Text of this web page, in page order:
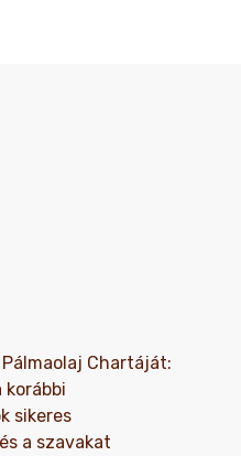
Chartáját:
korábbi
sikeres
a szavakat